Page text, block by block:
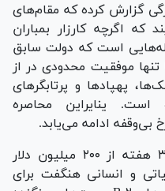
گزارش کرده که مقام‌های
اگرچه کارزار بمباران
است که دولت سابق
تنها موفقیت محدودی در از
پهپاد‌ها و پرتابگر‌های
ینایراین محاصره
ادامه می‌یابد.
علاوه بر این، پنتاگون تنها در ۳ هفته از ۲۰۰ میلیون دلار
و انسانی هنگفت برای